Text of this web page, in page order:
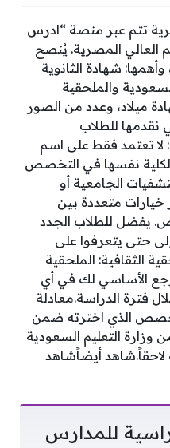
تتم عبر منصة “ادرس
العالي المصرية. يُنصح
شهادة الثانوية
والملحقية
ميلاد، وعدد من الصور
نقدمها للطلاب
لا تعتمد فقط على اسم
نفسها في التخصص
الجامعية أو
خيارات متعددة بين
يفضل للطلاب الجدد
حتى يتعرفوا على
الثقافية: الملحقية
الأساسي لك في أي
فترة الدراسة.معادلة
الذي اخترته ضمن
وزارة التعليم السعودية
أيضاًشاهد
للمدارس